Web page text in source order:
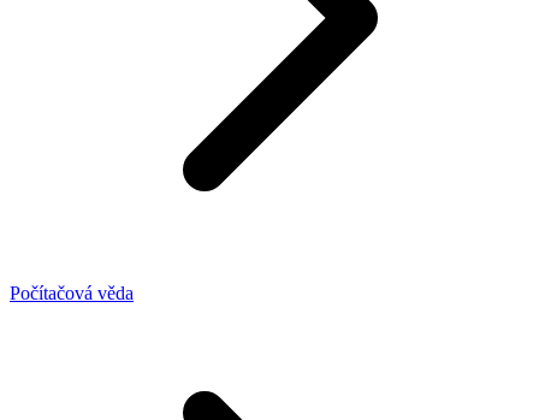
Počítačová věda